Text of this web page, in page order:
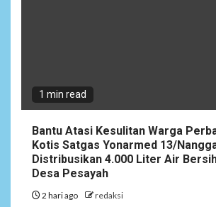
1 min read
Bantu Atasi Kesulitan Warga
Kotis Satgas Yonarmed 13/
Distribusikan 4.000 Liter Air
Desa Pesayah
2 hari ago redaksi